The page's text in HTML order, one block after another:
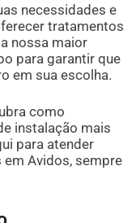
necessidades e
tratamentos
nossa maior
para garantir que
em sua escolha.
como
instalação mais
para atender
Avidos, sempre